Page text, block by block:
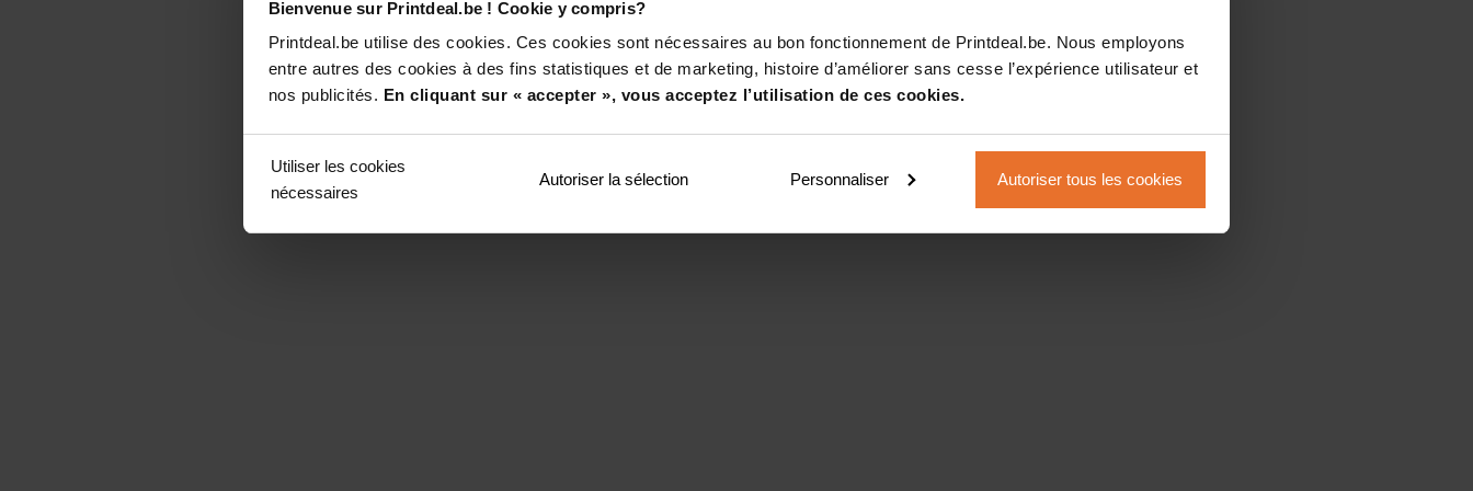
Bienvenue sur Printdeal.be ! Cookie y compris?
Printdeal.be utilise des cookies. Ces cookies sont nécessaires au bon fonctionnement de Printdeal.be. Nous employons
entre autres des cookies à des fins statistiques et de marketing, histoire d’améliorer sans cesse l’expérience utilisateur et
nos publicités. En cliquant sur « accepter », vous acceptez l’utilisation de ces cookies.
Utiliser les cookies
nécessaires
Autoriser la sélection Personnaliser Autoriser tous les cookies